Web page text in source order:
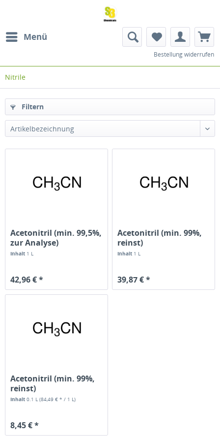
Menü
Bestellung widerrufen
Nitrile
Filtern
Artikelbezeichnung
Acetonitril (min. 99,5%,
zur Analyse)
Inhalt 1 L
42,96 € *
Acetonitril (min. 99%,
reinst)
Inhalt 1 L
39,87 € *
Acetonitril (min. 99%,
reinst)
Inhalt0.1 L(84,49 € * / 1 L)
8,45 € *